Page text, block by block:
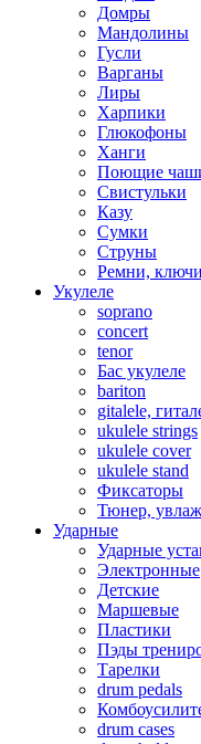
Домры
Мандолины
Гусли
Варганы
Лиры
Харпики
Глюкофоны
Ханги
Поющие
Свистульки
Казу
Сумки
Струны
Ремни,
Укулеле
soprano
concert
tenor
Бас укулеле
bariton
gitalele,
ukulele strings
ukulele cover
ukulele stand
Фиксаторы
Тюнер,
Ударные
Ударные
Электронные
Детские
Маршевые
Пластики
Пэды
Тарелки
drum pedals
drum cases